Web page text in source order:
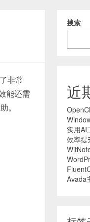
非常
能还需
。
搜索
近
实用AI
效率提
Avada